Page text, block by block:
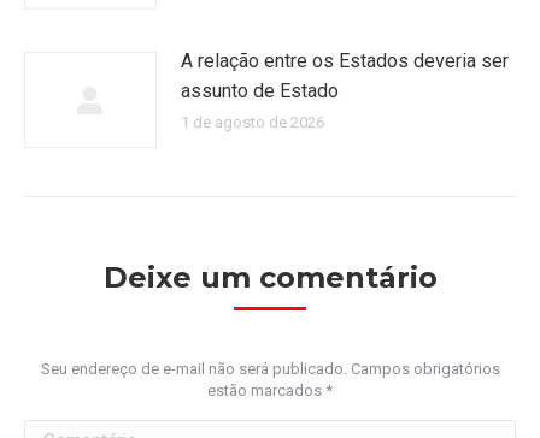
A relação entre os Estados deveria ser
assunto de Estado
1 de agosto de 2026
Deixe um comentário
Seu endereço de e-mail não será publicado. Campos obrigatórios
estão marcados *